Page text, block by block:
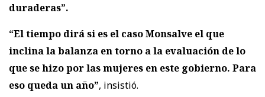
duraderas”.
“El tiempo dirá si es el caso Monsalve el que
inclina la balanza en torno a la evaluación de lo
que se hizo por las mujeres en este gobierno. Para
eso queda un año”, insistió.